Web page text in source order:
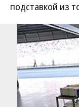
подставкой из